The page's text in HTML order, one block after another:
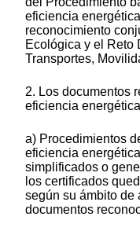
eficiencia
reconocimiento
Ecológica y el Reto
Transportes,
2. Los documentos
eficiencia
a) Procedimientos
eficiencia
simplificados o
los certificados
según su ámbito de
documentos